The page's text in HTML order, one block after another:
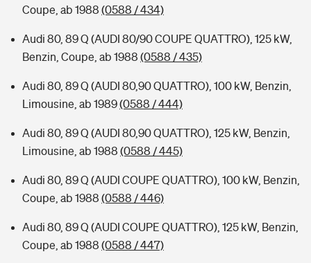
Coupe, ab 1988 (0588 / 434)
Audi 80, 89 Q (AUDI 80/90 COUPE QUATTRO), 125 kW,
Benzin, Coupe, ab 1988 (0588 / 435)
Audi 80, 89 Q (AUDI 80,90 QUATTRO), 100 kW, Benzin,
Limousine, ab 1989(0588 / 444)
Audi 80, 89 Q (AUDI 80,90 QUATTRO), 125 kW, Benzin,
Limousine, ab 1988 (0588 / 445)
Audi 80, 89 Q (AUDI COUPE QUATTRO), 100 kW, Benzin,
Coupe, ab 1988 (0588 / 446)
Audi 80, 89 Q (AUDI COUPE QUATTRO), 125 kW, Benzin,
Coupe, ab 1988 (0588 / 447)